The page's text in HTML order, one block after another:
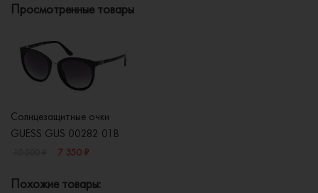
Просмотренные товары
Солнцезащитные очки
GUESS GUS 00282 01B
7 350 ₽
Похожие товары: